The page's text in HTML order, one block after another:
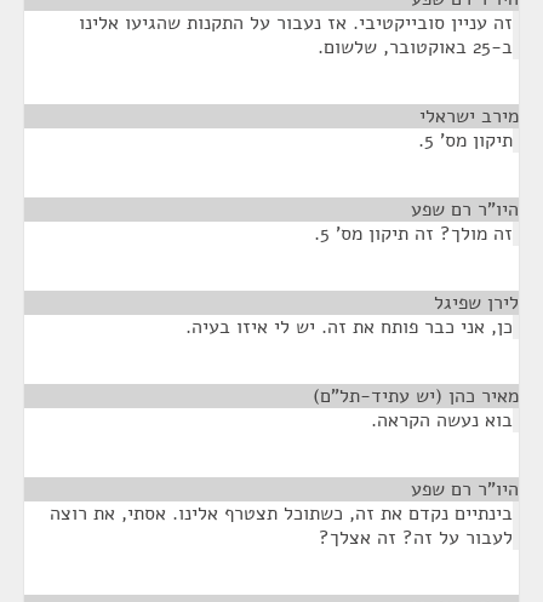
זה עניין סובייקטיבי. אז נעבור על התקנות שהגיעו אלינו
ב-25 באוקטובר, שלשום.
מירב ישראלי
תיקון מס' 5.
היו"ר רם שפע
זה מולך? זה תיקון מס' 5.
לירן שפיגל
כן, אני כבר פותח את זה. יש לי איזו בעיה.
מאיר כהן (יש עתיד-תל"ם)
בוא נעשה הקראה.
היו"ר רם שפע
בינתיים נקדם את זה, כשתוכל תצטרף אלינו. אסתי, את רוצה
לעבור על זה? זה אצלך?